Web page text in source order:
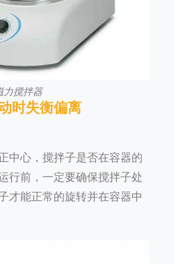
力搅拌器
时失衡偏离
中心，搅拌子是否在容器的
行前，一定要确保搅拌子处
才能正常的旋转并在容器中